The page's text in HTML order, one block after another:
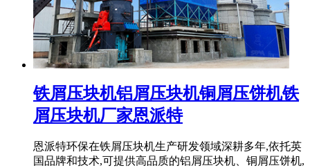
铁屑压块机铝屑压块机铜屑压饼机铁
屑压块机厂家恩派特
恩派特环保在铁屑压块机生产研发领域深耕多年,依托英
国品牌和技术,可提供高品质的铝屑压块机、铜屑压饼机,